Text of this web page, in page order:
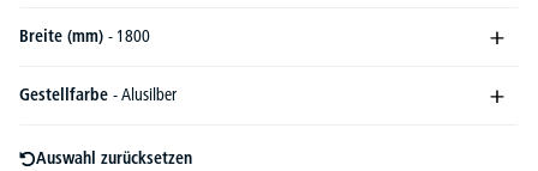
Breite (mm) - 1800
Gestellfarbe - Alusilber
Auswahl zurücksetzen